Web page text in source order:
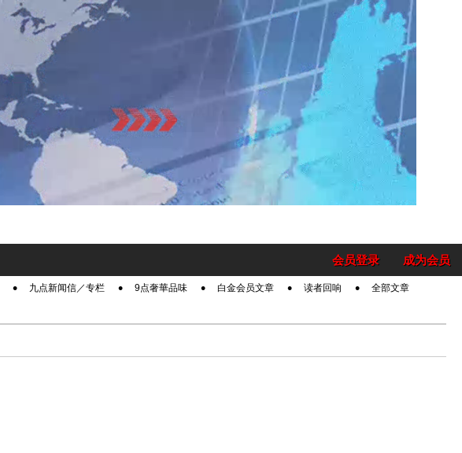
成为会员
会员登录
九点新闻信／专栏 9点奢華品味 白金会员文章 读者回响 全部文章